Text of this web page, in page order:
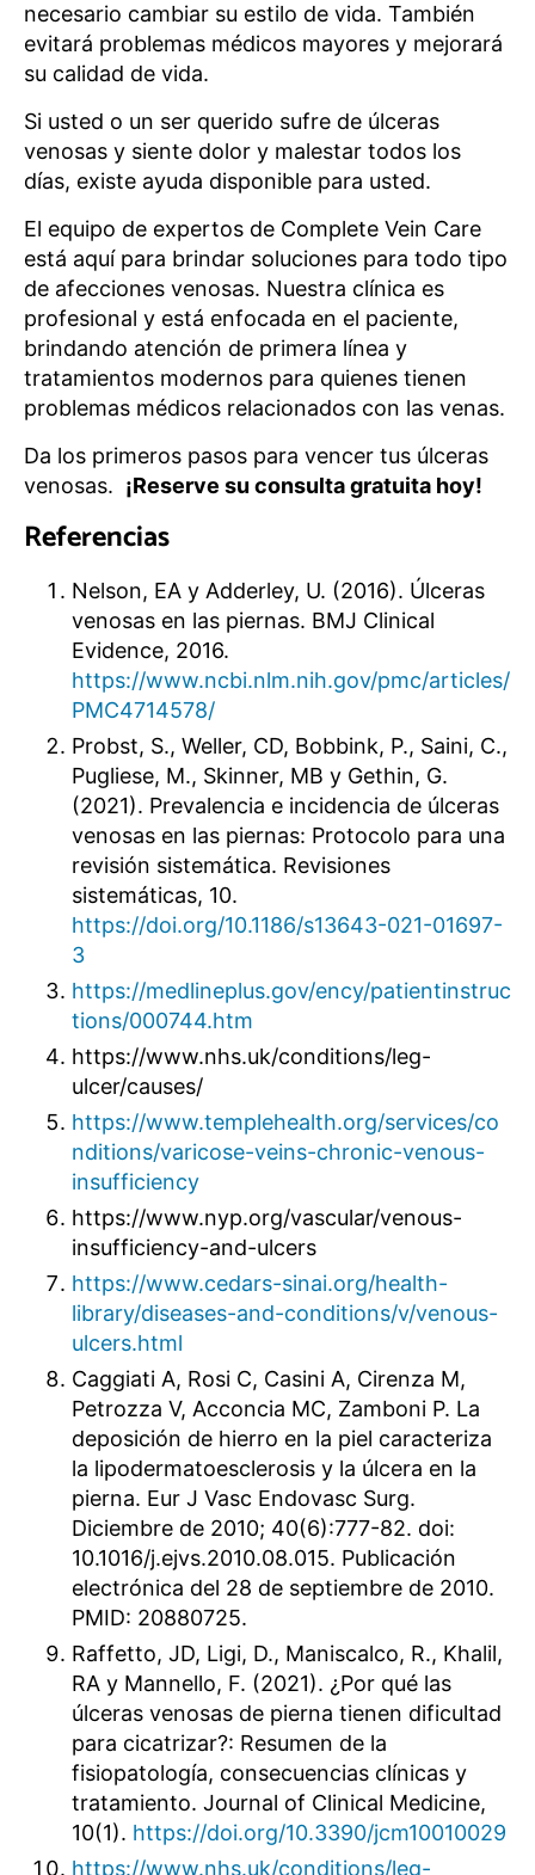
necesario cambiar su estilo de vida. También
evitará problemas médicos mayores y mejorará
su calidad de vida.
Si usted o un ser querido sufre de úlceras
venosas y siente dolor y malestar todos los
días, existe ayuda disponible para usted.
El equipo de expertos de Complete Vein Care
está aquí para brindar soluciones para todo tipo
de afecciones venosas. Nuestra clínica es
profesional y está enfocada en el paciente,
brindando atención de primera línea y
tratamientos modernos para quienes tienen
problemas médicos relacionados con las venas.
Da los primeros pasos para vencer tus úlceras
venosas. ¡Reserve su consulta gratuita hoy!
Referencias
Nelson, EA y Adderley, U. (2016). Úlceras
venosas en las piernas. BMJ Clinical
Evidence, 2016.
https://www.ncbi.nlm.nih.gov/pmc/articles/
PMC4714578/
Probst, S., Weller, CD, Bobbink, P., Saini, C.,
Pugliese, M., Skinner, MB y Gethin, G.
(2021). Prevalencia e incidencia de úlceras
venosas en las piernas: Protocolo para una
revisión sistemática. Revisiones
sistemáticas, 10.
https://doi.org/10.1186/s13643-021-01697-
3
https://medlineplus.gov/ency/patientinstruc
tions/000744.htm
https://www.nhs.uk/conditions/leg-
ulcer/causes/
https://www.templehealth.org/services/co
nditions/varicose-veins-chronic-venous-
insufficiency
https://www.nyp.org/vascular/venous-
insufficiency-and-ulcers
https://www.cedars-sinai.org/health-
library/diseases-and-conditions/v/venous-
ulcers.html
Caggiati A, Rosi C, Casini A, Cirenza M,
Petrozza V, Acconcia MC, Zamboni P. La
deposición de hierro en la piel caracteriza
la lipodermatoesclerosis y la úlcera en la
pierna. Eur J Vasc Endovasc Surg.
Diciembre de 2010; 40(6):777-82. doi:
10.1016/j.ejvs.2010.08.015. Publicación
electrónica del 28 de septiembre de 2010.
PMID: 20880725.
Raffetto, JD, Ligi, D., Maniscalco, R., Khalil,
RA y Mannello, F. (2021). ¿Por qué las
úlceras venosas de pierna tienen dificultad
para cicatrizar?: Resumen de la
fisiopatología, consecuencias clínicas y
tratamiento. Journal of Clinical Medicine,
10(1). https://doi.org/10.3390/jcm10010029
https://www.nhs.uk/conditions/leg-